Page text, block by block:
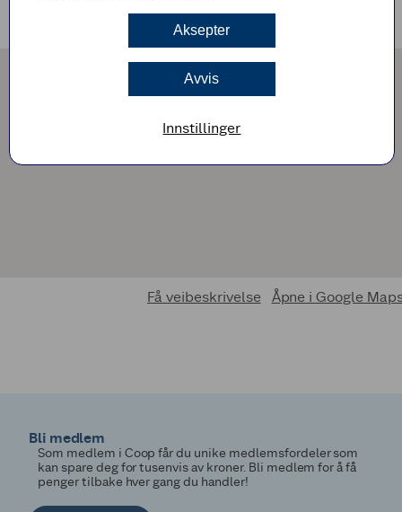
Få veibeskrivelse Åpne i Google
Bli medlem
Som medlem i Coop får du unike medlemsfordeler som
kan spare deg for tusenvis av kroner. Bli medlem for å få
penger tilbake hver gang du handler!
Aksepter
Avvis
Innstillinger